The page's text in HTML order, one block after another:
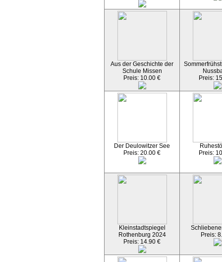
Aus der Geschichte der
Schule Missen
Preis: 10.00 €
Preis:
Der Deulowitzer See
Preis: 20.00 €
Preis:
Kleinstadtspiegel
Rothenburg 2024
Preis: 14.90 €
Preis: